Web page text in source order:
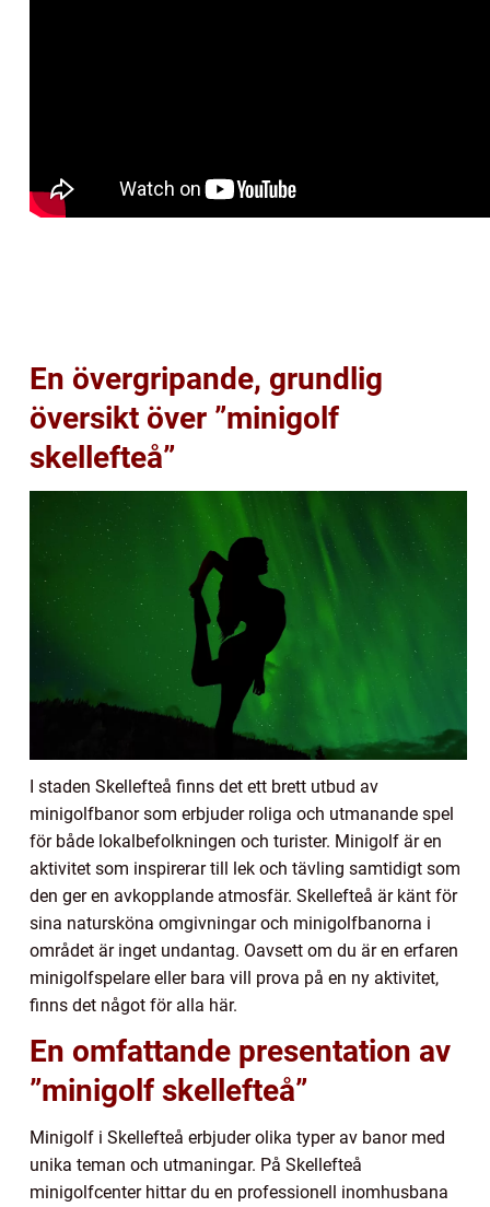
En övergripande, grundlig
översikt över ”minigolf
skellefteå”
I staden Skellefteå finns det ett brett utbud av
minigolfbanor som erbjuder roliga och utmanande spel
för både lokalbefolkningen och turister. Minigolf är en
aktivitet som inspirerar till lek och tävling samtidigt som
den ger en avkopplande atmosfär. Skellefteå är känt för
sina natursköna omgivningar och minigolfbanorna i
området är inget undantag. Oavsett om du är en erfaren
minigolfspelare eller bara vill prova på en ny aktivitet,
finns det något för alla här.
En omfattande presentation av
”minigolf skellefteå”
Minigolf i Skellefteå erbjuder olika typer av banor med
unika teman och utmaningar. På Skellefteå
minigolfcenter hittar du en professionell inomhusbana